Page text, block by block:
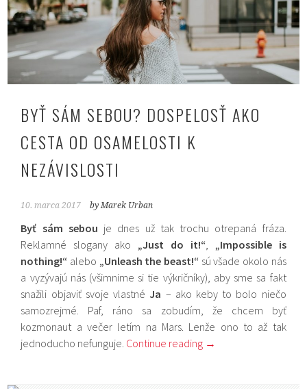
BYŤ SÁM SEBOU? DOSPELOSŤ AKO
CESTA OD OSAMELOSTI K
NEZÁVISLOSTI
10. marca 2017 by Marek Urban
Byť sám sebou je dnes už tak trochu otrepaná fráza.
Reklamné slogany ako „Just do it!“
„Impossible is
nothing!“ alebo „Unleash the beast!“ sú všade okolo nás
a vyzývajú nás (všimnime si tie výkričníky), aby sme sa fakt
snažili objaviť svoje vlastnéJa – ako keby to bolo niečo
samozrejmé. Paf, ráno sa zobudím, že chcem byť
kozmonaut a večer letím na Mars. Lenže ono to až tak
jednoducho nefunguje. Continue reading →